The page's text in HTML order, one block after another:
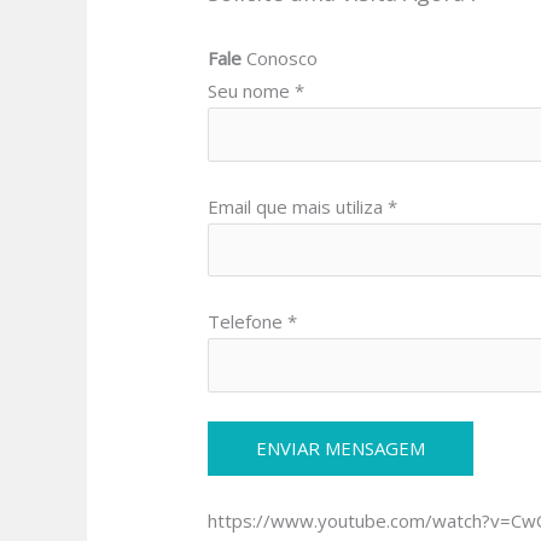
Fale Conosco
Seu nome *
Email que mais utiliza *
Telefone *
https://www.youtube.com/